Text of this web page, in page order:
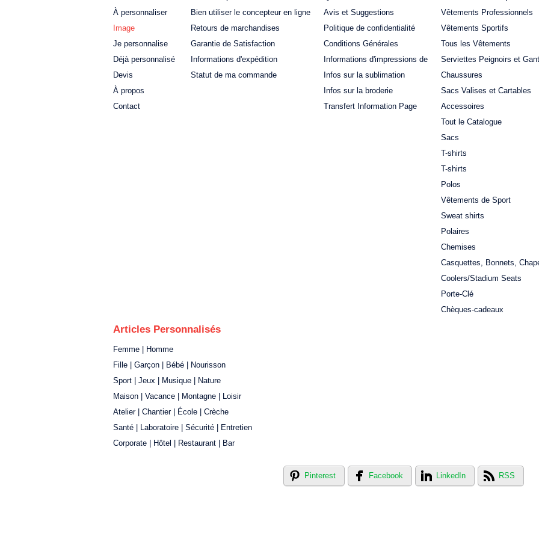
À personnaliser
Image
Je personnalise
Déjà personnalisé
Devis
À propos
Contact
Bien utiliser le concepteur en ligne
Retours de marchandises
Garantie de Satisfaction
Informations d'expédition
Statut de ma commande
Avis et Suggestions
Politique de confidentialité
Conditions Générales
Informations d'impressions de
Infos sur la sublimation
Infos sur la broderie
Transfert Information Page
Vêtements Professionnels
Vêtements Sportifs
Tous les Vêtements
Serviettes Peignoirs et
Chaussures
Sacs Valises et Cartables
Accessoires
Tout le Catalogue
Sacs
T-shirts
T-shirts
Polos
Vêtements de Sport
Sweat shirts
Polaires
Chemises
Casquettes, Bonnets,
Coolers/Stadium Seats
Porte-Clé
Chèques-cadeaux
Articles Personnalisés
Femme | Homme
Fille | Garçon | Bébé | Nourisson
Sport | Jeux | Musique | Nature
Maison | Vacance | Montagne | Loisir
Atelier | Chantier | École | Crèche
Santé | Laboratoire | Sécurité | Entretien
Corporate | Hôtel | Restaurant | Bar
Pinterest Facebook LinkedIn RSS